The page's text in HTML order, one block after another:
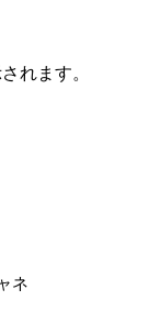
れます。
ネ